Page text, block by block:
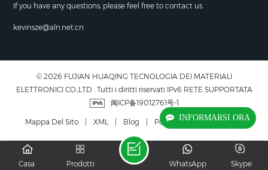
INFORMARSI ORA
If you have any questions, please feel free to contact us.
kevinsze@aln.net.cn
© 2026 FUJIAN HUAQING TECNOLOGIA DEI MATERIALI
ELETTRONICI CO.,LTD . Tutti i diritti riservati IPv6 RETE SUPPORTATA
闽ICP备19012761号-1
Mappa Del Sito | XML | Blog | Politica Sulla Riservatezza
Casa Prodotti Skype
WhatsApp